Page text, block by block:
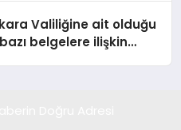
Valiliğine ait olduğu
belgelere ilişkin